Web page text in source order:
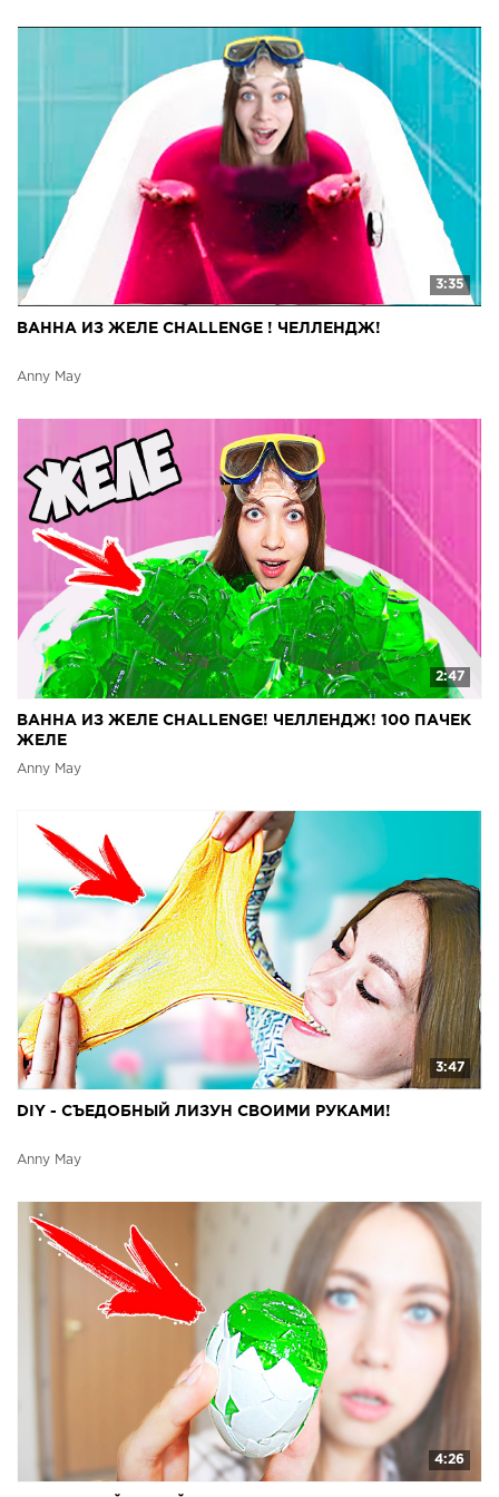
3:35
ВАННА ИЗ ЖЕЛЕ CHALLENGE ! ЧЕЛЛЕНДЖ!
Anny May
2:47
ВАННА ИЗ ЖЕЛЕ CHALLENGE! ЧЕЛЛЕНДЖ! 100 ПАЧЕК
ЖЕЛЕ
Anny May
3:47
DIY - СЪЕДОБНЫЙ ЛИЗУН СВОИМИ РУКАМИ!
Anny May
4:26